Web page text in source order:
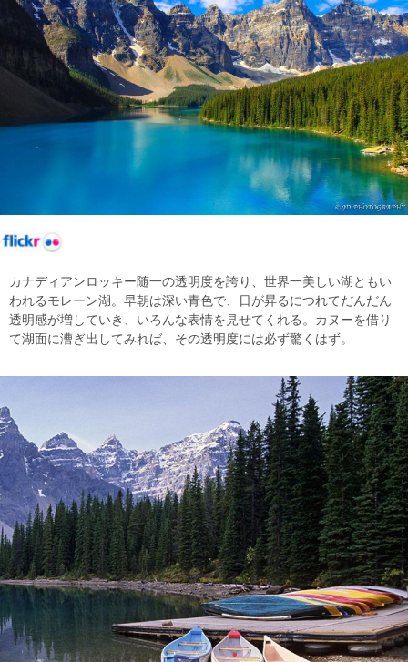
カナディアンロッキー随一の透明度を誇り、世界一美しい湖ともい
われるモレーン湖。早朝は深い青色で、日が昇るにつれてだんだん
透明感が増していき、いろんな表情を見せてくれる。カヌーを借り
て湖面に漕ぎ出してみれば、その透明度には必ず驚くはず。